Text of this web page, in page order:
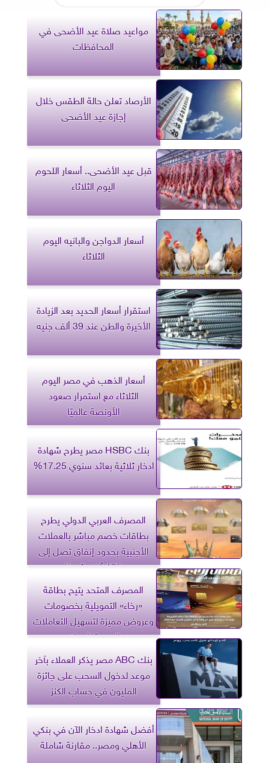
مواعيد صلاة عيد الأضحى في
المحافظات
الأرصاد تعلن حالة الطقس خلال
إجازة عيد الأضحى
قبل عيد الأضحى.. أسعار اللحوم
اليوم الثلاثاء
أسعار الدواجن والبانيه اليوم
الثلاثاء
استقرار أسعار الحديد بعد الزيادة
الأخيرة والطن عند 39 ألف جنيه
أسعار الذهب في مصر اليوم
الثلاثاء مع استمرار صعود
الأونصة عالميًا
بنك HSBC مصر يطرح شهادة
ادخار ثلاثية بعائد سنوي 17.25%
المصرف العربي الدولي يطرح
بطاقات خصم مباشر بالعملات
الأجنبية بحدود إنفاق تصل إلى
135 ألف شهريًا
المصرف المتحد يتيح بطاقة
«رخاء» التمويلية بخصومات
وعروض مميزة لتسهيل التعاملات
اليومية للعملاء
بنك ABC مصر يذكر العملاء بآخر
موعد لدخول السحب على جائزة
المليون في حساب الكنز
أفضل شهادة ادخار الآن في بنكي
الأهلي ومصر.. مقارنة شاملة